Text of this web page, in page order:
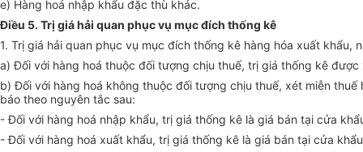
e) Hàng hoá nhập khẩu đặc thù khác.
Điều 5. Trị giá hải quan phục vụ mục đích thống kê
1. Trị giá hải quan phục vụ mục đích thống kê hàng hóa xuất
a) Đối với hàng hoá thuộc đối tượng chịu thuế, trị giá thống kê
b) Đối với hàng hoá không thuộc đối tượng chịu thuế, xét miễn
báo theo nguyên tắc sau:
- Đối với hàng hoá nhập khẩu, trị giá thống kê là giá bán tại cửa
- Đối với hàng hoá xuất khẩu, trị giá thống kê là giá bán tại cửa